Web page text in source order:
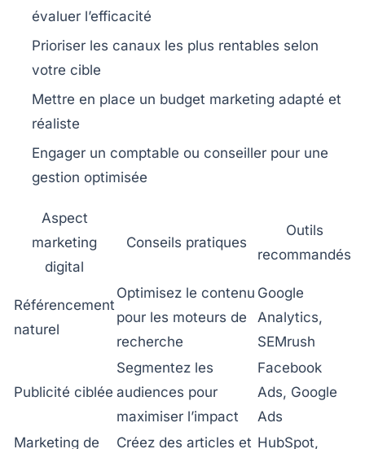
évaluer l’efficacité
Prioriser les canaux les plus rentables selon
votre cible
Mettre en place un budget marketing adapté et
réaliste
Engager un comptable ou conseiller pour une
gestion optimisée
Aspect
marketing
digital
Conseils pratiques
Outils
recommandés
Référencement
naturel
Optimisez le contenu
pour les moteurs de
recherche
Google
Analytics,
SEMrush
Publicité ciblée
Segmentez les
audiences pour
maximiser l’impact
Facebook
Ads, Google
Ads
Marketing de
Créez des articles et HubSpot,